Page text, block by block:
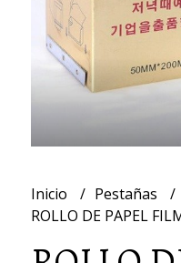
Inicio Pestañas
ROLLO DE PAPEL